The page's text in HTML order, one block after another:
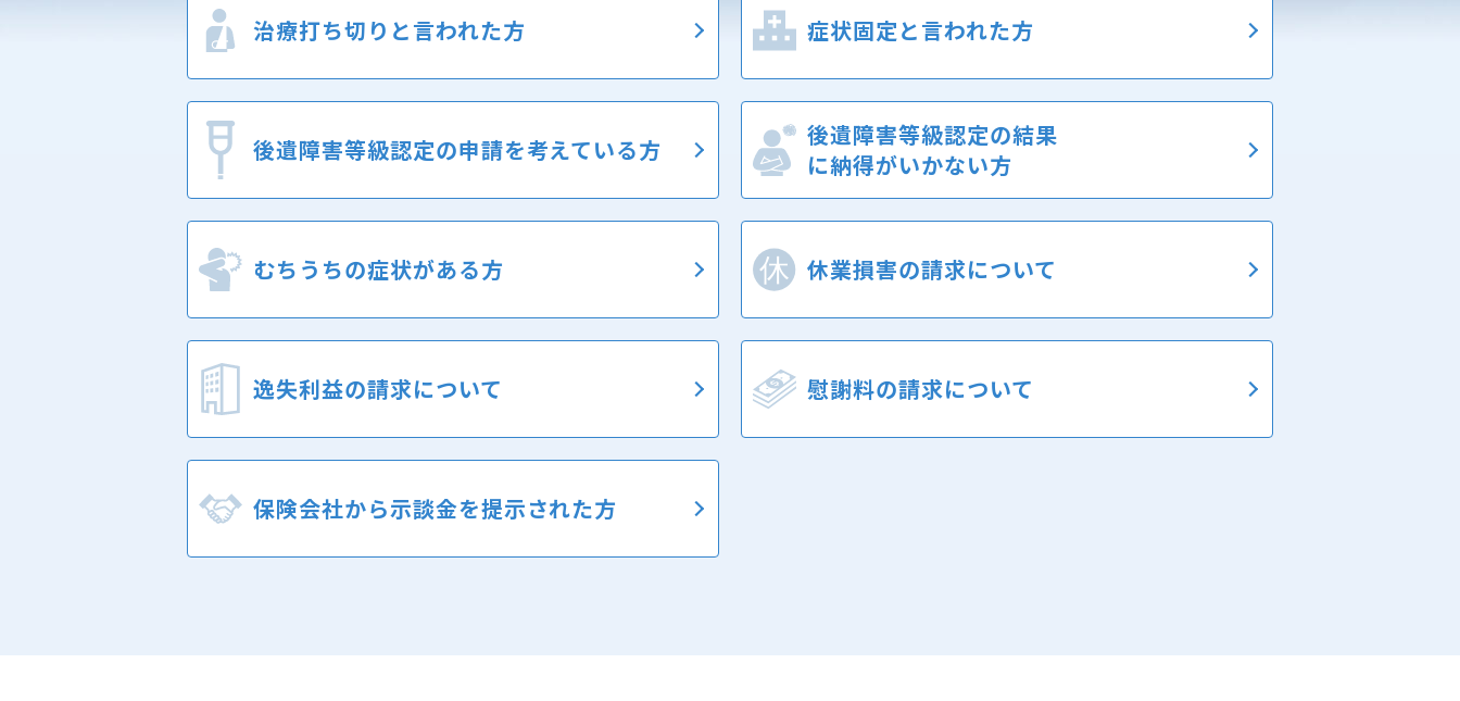
治療打ち切りと言われた方 症状固定と言われた方
後遺障害等級認定の申請を考えている方
後遺障害等級認定の結果
に納得がいかない方
むちうちの症状がある方 休業損害の請求について
逸失利益の請求について 慰謝料の請求について
保険会社から示談金を提示された方